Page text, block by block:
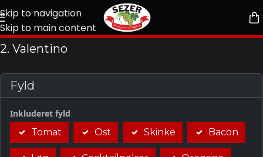
Skip to navigation
Skip to main content
2. Valentino